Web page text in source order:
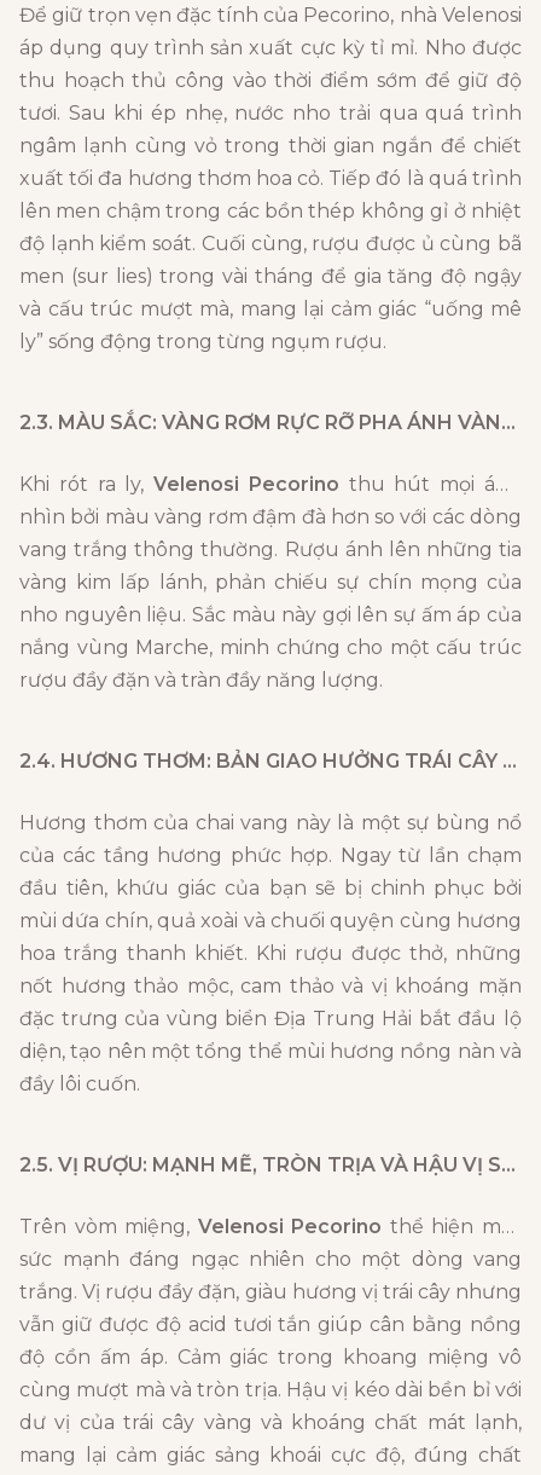
Để giữ trọn vẹn đặc tính của Pecorino, nhà Velenosi
áp dụng quy trình sản xuất cực kỳ tỉ mỉ. Nho được
thu hoạch thủ công vào thời điểm sớm để giữ độ
tươi. Sau khi ép nhẹ, nước nho trải qua quá trình
ngâm lạnh cùng vỏ trong thời gian ngắn để chiết
xuất tối đa hương thơm hoa cỏ. Tiếp đó là quá trình
lên men chậm trong các bồn thép không gỉ ở nhiệt
độ lạnh kiểm soát. Cuối cùng, rượu được ủ cùng bã
men (sur lies) trong vài tháng để gia tăng độ ngậy
và cấu trúc mượt mà, mang lại cảm giác “uống mê
ly” sống động trong từng ngụm rượu.
2.3. MÀU SẮC: VÀNG RƠM RỰC RỠ PHA ÁNH VÀNG KIM
Khi rót ra ly,Velenosi Pecorino thu hút mọi ánh
nhìn bởi màu vàng rơm đậm đà hơn so với các dòng
vang trắng thông thường. Rượu ánh lên những tia
vàng kim lấp lánh, phản chiếu sự chín mọng của
nho nguyên liệu. Sắc màu này gợi lên sự ấm áp của
nắng vùng Marche, minh chứng cho một cấu trúc
rượu đầy đặn và tràn đầy năng lượng.
2.4. HƯƠNG THƠM: BẢN GIAO HƯỞNG TRÁI CÂY NHIỆT ĐỚI VÀ KHOÁNG CHẤT
Hương thơm của chai vang này là một sự bùng nổ
của các tầng hương phức hợp. Ngay từ lần chạm
đầu tiên, khứu giác của bạn sẽ bị chinh phục bởi
mùi dứa chín, quả xoài và chuối quyện cùng hương
hoa trắng thanh khiết. Khi rượu được thở, những
nốt hương thảo mộc, cam thảo và vị khoáng mặn
đặc trưng của vùng biển Địa Trung Hải bắt đầu lộ
diện, tạo nên một tổng thể mùi hương nồng nàn và
đầy lôi cuốn.
2.5. VỊ RƯỢU: MẠNH MẼ, TRÒN TRỊA VÀ HẬU VỊ SÂU LẮNG
Trên vòm miệng, Velenosi Pecorino thể hiện một
sức mạnh đáng ngạc nhiên cho một dòng vang
trắng. Vị rượu đầy đặn, giàu hương vị trái cây nhưng
vẫn giữ được độ acid tươi tắn giúp cân bằng nồng
độ cồn ấm áp. Cảm giác trong khoang miệng vô
cùng mượt mà và tròn trịa. Hậu vị kéo dài bền bỉ với
dư vị của trái cây vàng và khoáng chất mát lạnh,
mang lại cảm giác sảng khoái cực độ, đúng chất